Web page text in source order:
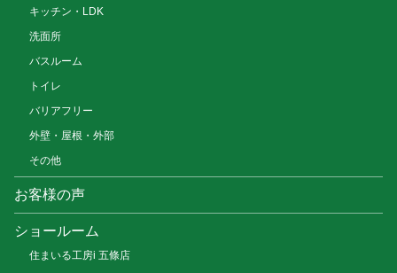
キッチン・LDK
洗面所
バスルーム
トイレ
バリアフリー
外壁・屋根・外部
その他
お客様の声
ショールーム
住まいる工房i 五條店